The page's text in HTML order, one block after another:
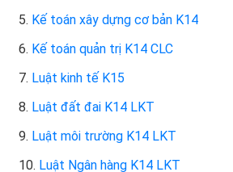
5. Kế toán xây dựng cơ bản K14
6. Kế toán quản trị K14 CLC
7. Luật kinh tế K15
8. Luật đất đai K14 LKT
9. Luật môi trường K14 LKT
10. Luật Ngân hàng K14 LKT